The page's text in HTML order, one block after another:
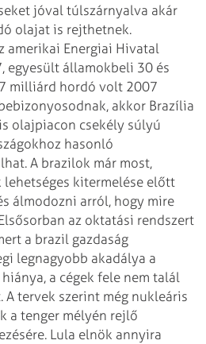
jóval túlszárnyalva akár
olajat is rejthetnek.
amerikai Energiai Hivatal
egyesült államokbeli 30 és
milliárd hordó volt 2007
akkor Brazília
olajpiacon csekély súlyú
hasonló
A brazilok már most,
lehetséges kitermelése előtt
álmodozni arról, hogy mire
az oktatási rendszert
a brazil gazdaság
legnagyobb akadálya a
a cégek fele nem talál
A tervek szerint még nukleáris
a tenger mélyén rejlő
Lula elnök annyira